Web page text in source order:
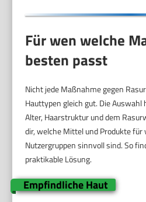
Für wen welche
besten passt
Nicht jede Maßnahme gegen
Hauttypen gleich gut. Die
Alter, Haarstruktur und dem
dir, welche Mittel und Produkte für
Nutzergruppen sinnvoll sind. So
praktikable Lösung.
Empfindliche Haut